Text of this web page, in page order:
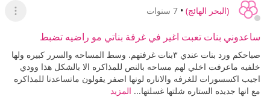
(البحر الهائج) • 7 سنوات
عرض
ساعدوني بنات تعبت اغير في غرفة بناتي مو راضيه تضبط
صباحكم ورد بنات عندي ٣بنات غرفتهم. وسط المساحه والسرر كبيره ولها
خلفيه ماعرفت اخلي لهم مساحه بالنص للمذاكره الا بالشكل هذا وودي
اجيب اكسسورات للغرفه والاناره لونها اصفر يقولون ماتساعدنا للمذاكره
مع انها جديده الستاره شلتها غسلتها... المزيد